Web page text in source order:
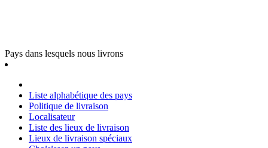
Pays dans lesquels nous livrons
Liste alphabétique des pays
Politique de livraison
Localisateur
Liste des lieux de livraison
Lieux de livraison spéciaux